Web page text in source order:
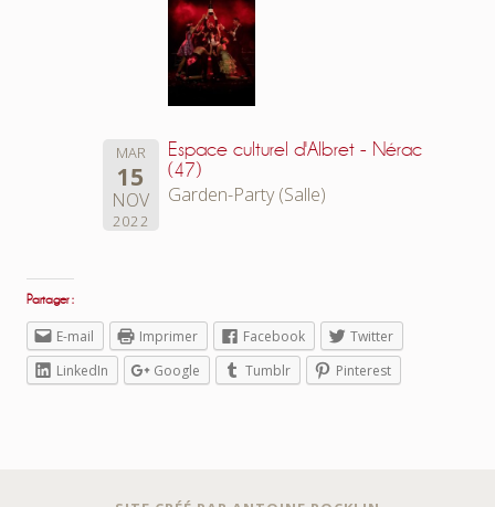
MAR
15
NOV
2022
Espace culturel d'Albret - Nérac
(47)
Garden-Party (Salle)
Partager :
E-mail Imprimer Facebook
Twitter
LinkedIn
Google Tumblr Pinterest